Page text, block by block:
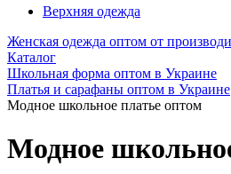
Верхняя одежда
Женская одежда оптом от
Каталог
Школьная форма оптом в Украине
Платья и сарафаны оптом в Украине
Модное школьное платье оптом
Модное